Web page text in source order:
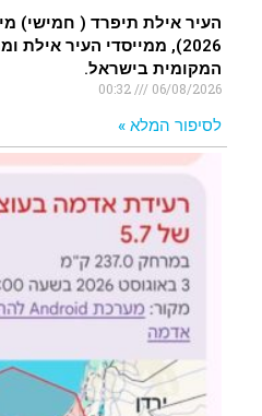
2026), ממייסדי העיר אילת
המקומית בישראל.
06/08/2026
00:32
לסיפור המלא »